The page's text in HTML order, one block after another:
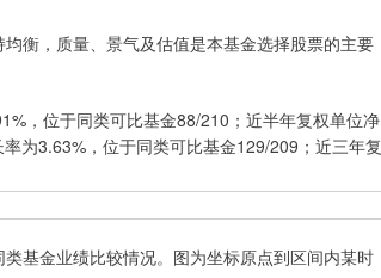
衡，质量、景气及估值是本基金选择股票的主要
，位于同类可比基金88/210；近半年复权单位净
为3.63%，位于同类可比基金129/209；近三年复
基金业绩比较情况。图为坐标原点到区间内某时